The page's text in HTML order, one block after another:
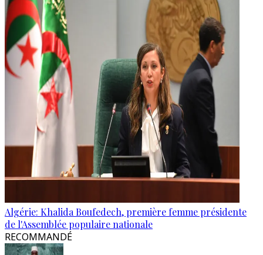
Algérie: Khalida Boufedech, première femme présidente
de l'Assemblée populaire nationale
RECOMMANDÉ